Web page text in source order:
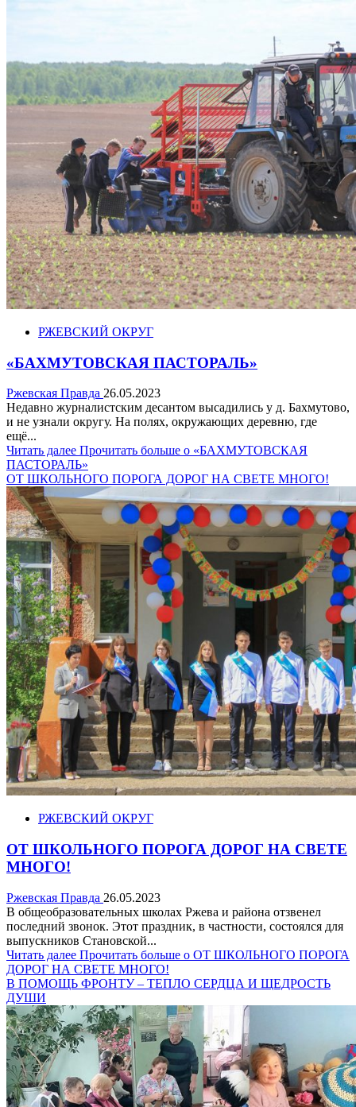
РЖЕВСКИЙ ОКРУГ
«БАХМУТОВСКАЯ ПАСТОРАЛЬ»
Ржевская Правда 26.05.2023
Недавно журналистским десантом высадились у д. Бахмутово,
и не узнали округу. На полях, окружающих деревню, где
ещё...
Читать далее Прочитать больше о «БАХМУТОВСКАЯ
ПАСТОРАЛЬ»
ОТ ШКОЛЬНОГО ПОРОГА ДОРОГ НА СВЕТЕ МНОГО!
РЖЕВСКИЙ ОКРУГ
ОТ ШКОЛЬНОГО ПОРОГА ДОРОГ НА СВЕТЕ
МНОГО!
Ржевская Правда 26.05.2023
В общеобразовательных школах Ржева и района отзвенел
последний звонок. Этот праздник, в частности, состоялся для
выпускников Становской...
Читать далее Прочитать больше о ОТ ШКОЛЬНОГО ПОРОГА
ДОРОГ НА СВЕТЕ МНОГО!
В ПОМОЩЬ ФРОНТУ – ТЕПЛО СЕРДЦА И ЩЕДРОСТЬ
ДУШИ